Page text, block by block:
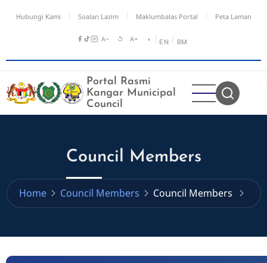
Hubungi Kami Soalan Lazim Maklumbalas Portal Peta Laman
A− ↺ A+ ◑ EN / BM
Portal Rasmi
Kangar Municipal
Council
Council Members
Home Council Members Council Members